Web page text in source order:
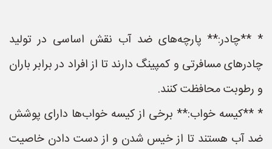
* **چادر:** پارچه‌های ضد آب نقش اساسی در تولید
چادرهای مسافرتی و کمپینگ دارند تا از افراد در برابر باران
و رطوبت محافظت کنند.
* **کیسه خواب:** برخی از کیسه خواب‌ها دارای پوشش
ضد آب هستند تا از خیس شدن و از دست دادن خاصیت